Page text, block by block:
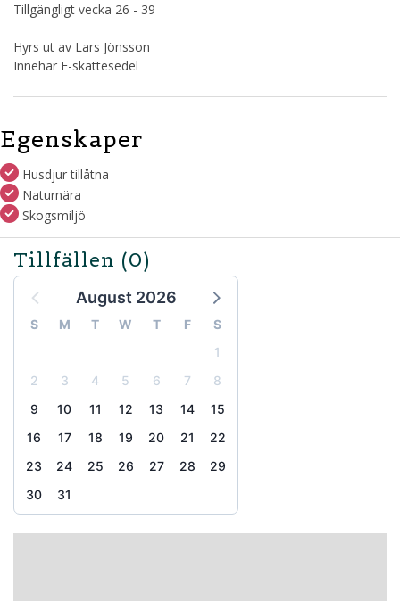
Tillgängligt vecka 26 - 39
Hyrs ut av Lars Jönsson
Innehar F-skattesedel
Egenskaper
Husdjur tillåtna
Naturnära
Skogsmiljö
Tillfällen (0)
August 2026
S M T W T F
S
1
2
3 4 5 6 7
8
9
10 11 12 13 14
15
16
17 18 19 20 21
22
23
24 25 26 27 28
29
30
31